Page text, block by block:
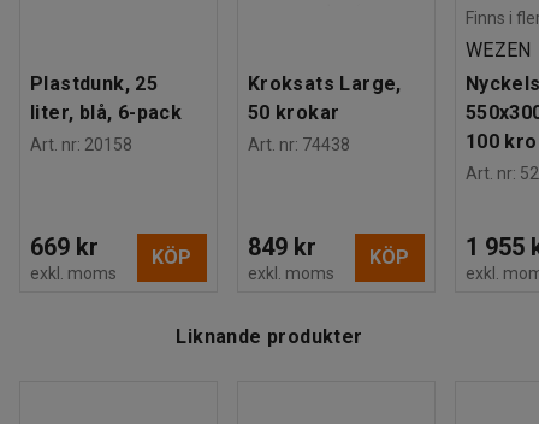
Plastdunk, 25
liter, blå, 6-pack
Art. nr: 20158
669 kr
exkl. moms
KÖP
Kroksats Large,
50 krokar
Art. nr: 74438
849 kr
exkl. moms
KÖP
Finns i
WEZEN
100
Art. nr:
1 955
exkl.
Liknande produkter